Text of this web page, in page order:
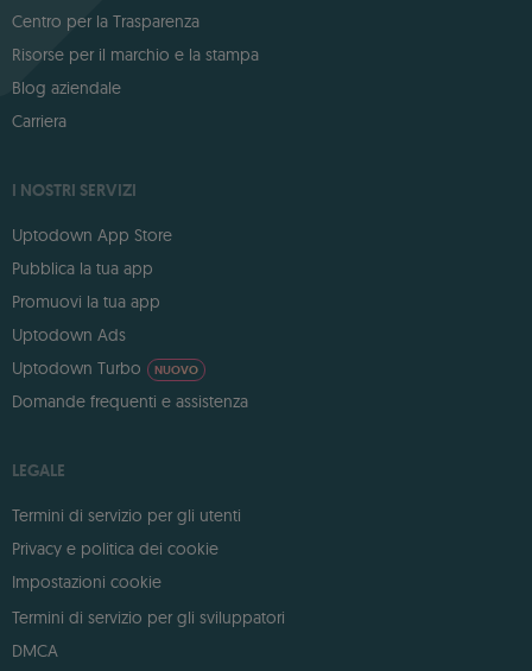
Centro per la Trasparenza
Risorse per il marchio e la stampa
Blog aziendale
Carriera
I NOSTRI SERVIZI
Uptodown App Store
Pubblica la tua app
Promuovi la tua app
Uptodown Ads
Uptodown Turbo
NUOVO
Domande frequenti e assistenza
LEGALE
Termini di servizio per gli utenti
Privacy e politica dei cookie
Impostazioni cookie
Termini di servizio per gli sviluppatori
DMCA